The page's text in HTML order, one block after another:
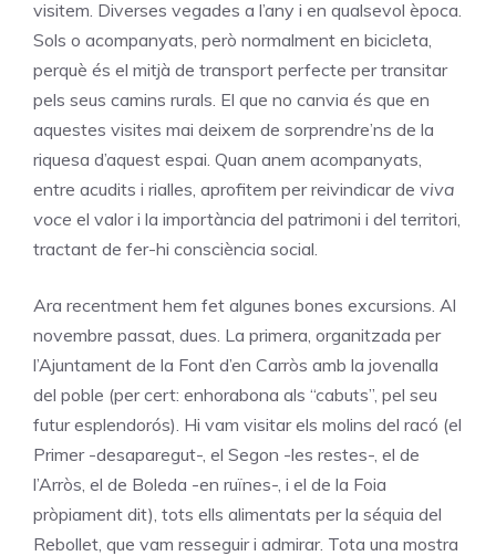
visitem. Diverses vegades a l’any i en qualsevol època.
Sols o acompanyats, però normalment en bicicleta,
perquè és el mitjà de transport perfecte per transitar
pels seus camins rurals. El que no canvia és que en
aquestes visites mai deixem de sorprendre’ns de la
riquesa d’aquest espai. Quan anem acompanyats,
entre acudits i rialles, aprofitem per reivindicar de viva
voce el valor i la importància del patrimoni i del territori,
tractant de fer-hi consciència social.
Ara recentment hem fet algunes bones excursions. Al
novembre passat, dues. La primera, organitzada per
l’Ajuntament de la Font d’en Carròs amb la jovenalla
del poble (per cert: enhorabona als “cabuts”, pel seu
futur esplendorós). Hi vam visitar els molins del racó (el
Primer -desaparegut-, el Segon -les restes-, el de
l’Arròs, el de Boleda -en ruïnes-, i el de la Foia
pròpiament dit), tots ells alimentats per la séquia del
Rebollet, que vam resseguir i admirar. Tota una mostra